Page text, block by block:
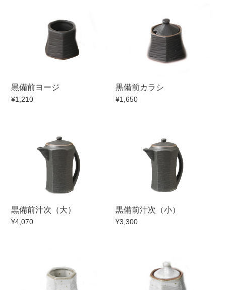
黒備前ヨージ
¥1,210
黒備前カラシ
¥1,650
黒備前汁次（大）
¥4,070
黒備前汁次（小）
¥3,300